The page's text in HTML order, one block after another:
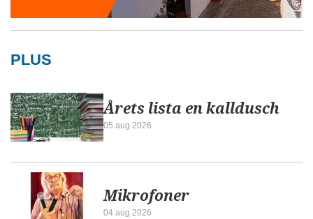
PLUS
Årets lista en kalldusch
05 aug 2026
Mikrofoner
04 aug 2026